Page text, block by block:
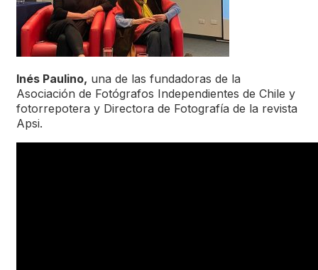
Inés Paulino, una de las fundadoras de la
Asociación de Fotógrafos Independientes de Chile y
fotorrepotera y Directora de Fotografía de la revista
Apsi.